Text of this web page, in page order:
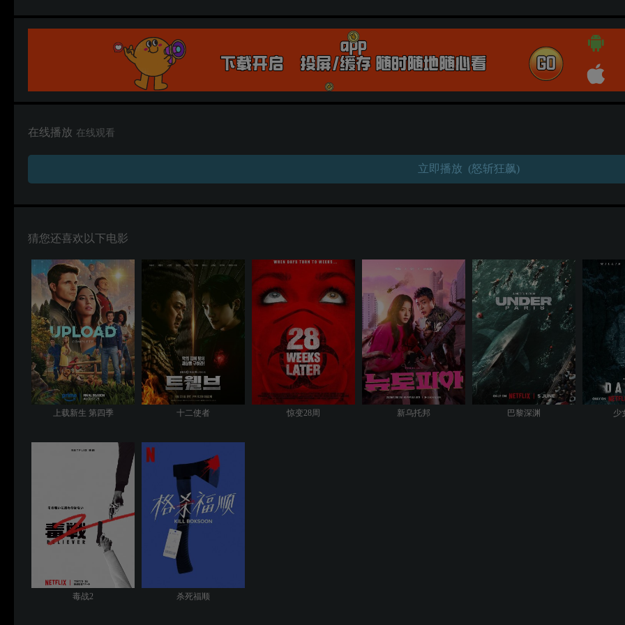
在线播放 在线观看
立即播放 (怒斩狂飙)
猜您还喜欢以下电影
上载新生 第四季 十二使者 惊变28周 新乌托邦 巴黎深渊 少
毒战2 杀死福顺